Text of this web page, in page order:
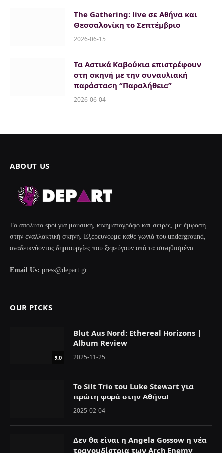
The Gathering: live σε Αθήνα και
Θεσσαλονίκη το Σεπτέμβριο
2026-06-15
Τα Αστικά Καβούκια επιστρέφουν
στη σκηνή με την συναυλιακή
παράσταση “Παραλήθεια”
2026-06-04
ABOUT US
Το απόλυτο spot για μουσική, κινηματογράφο και σειρές, με έμφαση
στην εναλλακτική σκηνή. Εξερευνούμε κάθε γωνιά του underground,
αναδεικνύοντας δημιουργίες που ξεφεύγουν από τα συνηθισμένα.
Email Us: press@depart.gr
OUR PICKS
9.0
Blut Aus Nord: Ethereal Horizons |
Album Review
2025-11-25
Το Silt Trio του Luke Stewart για
πρώτη φορά στην Αθήνα!
2025-02-04
Δεν θα είναι η Angela Gossow η νέα
τραγουδίστρια των Arch Enemy